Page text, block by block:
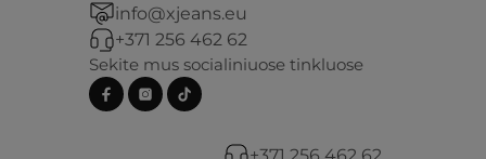
info@xjeans.eu
+371 256 462 62
Sekite mus socialiniuose tinkluose